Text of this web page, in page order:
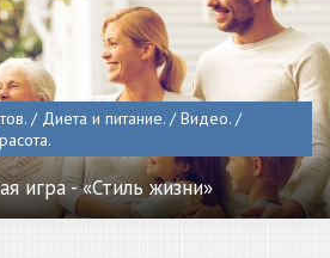
/ Диета и питание. / Видео. /
игра - «Стиль жизни»